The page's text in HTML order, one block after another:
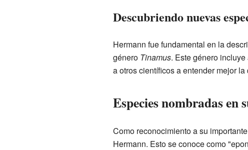
Descubriendo nuevas
Hermann fue fundamental en la
género Tinamus. Este género
a otros científicos a entender mejor
Especies nombradas en
Como reconocimiento a su
Hermann. Esto se conoce como